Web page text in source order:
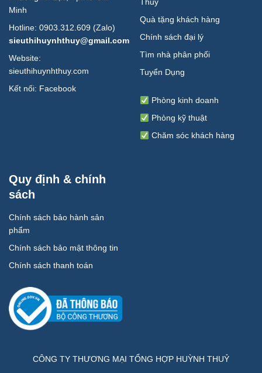
Minh
Hotline: 0903.312.609 (Zalo)
sieuthihuynhthuy@gmail.com
Website:
sieuthihuynhthuy.com
Kết nối: Facebook
Thuỷ
Quà tặng khách hàng
Chính sách đại lý
Tìm nhà phân phối
Tuyển Dụng
Phòng kinh doanh
Phòng kỹ thuật
Chăm sóc khách hàng
Quy định & chính
sách
Chính sách bảo hành sản
phẩm
Chính sách bảo mật thông tin
Chính sách thanh toán
CÔNG TY THƯƠNG MẠI TỔNG HỢP HUỲNH THUỶ